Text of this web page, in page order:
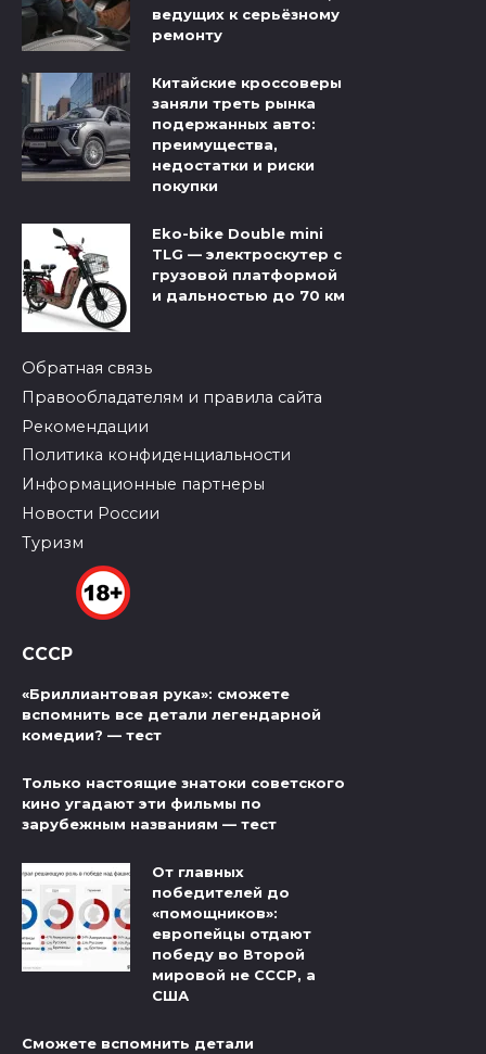
ведущих к серьёзному
ремонту
Китайские кроссоверы
заняли треть рынка
подержанных авто:
преимущества,
недостатки и риски
покупки
Eko-bike Double mini
TLG — электроскутер с
грузовой платформой
и дальностью до 70 км
Обратная связь
Правообладателям и правила сайта
Рекомендации
Политика конфиденциальности
Информационные партнеры
Новости России
Туризм
СССР
«Бриллиантовая рука»: сможете
вспомнить все детали легендарной
комедии? — тест
Только настоящие знатоки советского
кино угадают эти фильмы по
зарубежным названиям — тест
От главных
победителей до
«помощников»:
европейцы отдают
победу во Второй
мировой не СССР, а
США
Сможете вспомнить детали